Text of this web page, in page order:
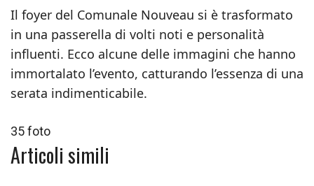
Il foyer del Comunale Nouveau si è trasformato
in una passerella di volti noti e personalità
influenti. Ecco alcune delle immagini che hanno
immortalato l’evento, catturando l’essenza di una
serata indimenticabile.
35 foto
Articoli simili